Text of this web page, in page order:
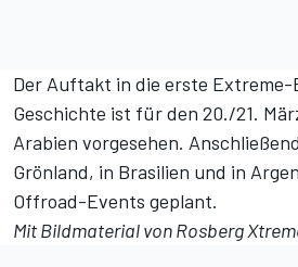
Der Auftakt in die erste Extreme-
Geschichte ist für den 20./21.
Arabien vorgesehen.
Grönland, in Brasilien und in
Offroad-Events geplant.
Mit Bildmaterial von Rosberg